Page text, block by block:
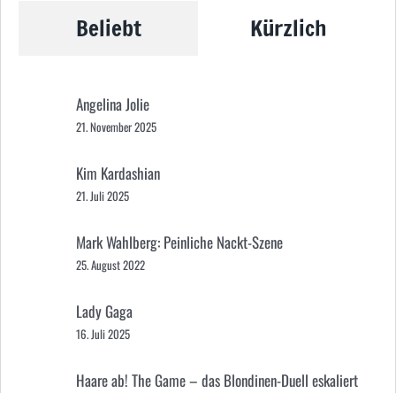
Beliebt Kürzlich
Angelina Jolie
21. November 2025
Kim Kardashian
21. Juli 2025
Mark Wahlberg: Peinliche Nackt-Szene
25. August 2022
Lady Gaga
16. Juli 2025
Haare ab! The Game – das Blondinen-Duell eskaliert